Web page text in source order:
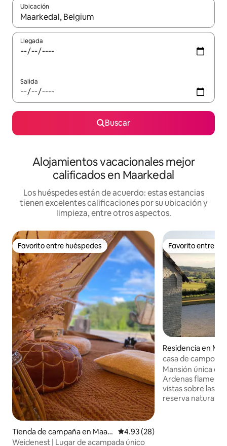
Ubicación
Cuando los resultados estén disponibles, podrás navegar
Llegada
Salida
Buscar
Alojamientos vacacionales mejor
calificados en Maarkedal
Los huéspedes están de acuerdo: estas estancias
tienen excelentes calificaciones por su ubicación y
limpieza, entre otros aspectos.
Favorito entre huéspedes
Favorito entre huéspedes
Tienda de campaña en Maar
kedal
Calificación promedio: 4.93 de
4.93 (28)
Weidenest | Lugar de acampada único
Favorito entre
Favorito entre
Residencia en
casa de campo
comodidades 8
Mansión única en
Ardenas
vistas sobre las colinas. Por
reserva natural